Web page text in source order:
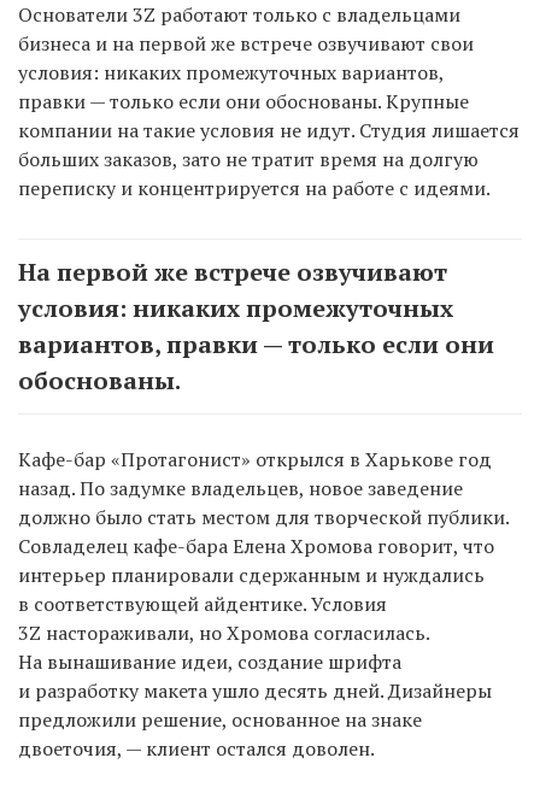
Основатели 3Z работают только с владельцами
бизнеса и на первой же встрече озвучивают свои
условия: никаких промежуточных вариантов,
правки — только если они обоснованы. Крупные
компании на такие условия не идут. Студия лишается
больших заказов, зато не тратит время на долгую
переписку и концентрируется на работе с идеями.
На первой же встрече озвучивают
условия: никаких промежуточных
вариантов, правки — только если они
обоснованы.
Кафе-бар «Протагонист» открылся в Харькове год
назад. По задумке владельцев, новое заведение
должно было стать местом для творческой публики.
Совладелец кафе-бара Елена Хромова говорит, что
интерьер планировали сдержанным и нуждались
в соответствующей айдентике. Условия
3Z настораживали, но Хромова согласилась.
На вынашивание идеи, создание шрифта
и разработку макета ушло десять дней. Дизайнеры
предложили решение, основанное на знаке
двоеточия, — клиент остался доволен.